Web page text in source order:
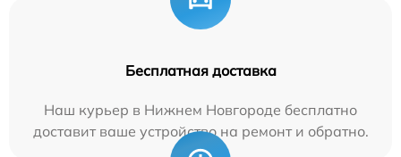
Бесплатная доставка
Наш курьер в Нижнем Новгороде бесплатно
доставит ваше устройство на ремонт и обратно.